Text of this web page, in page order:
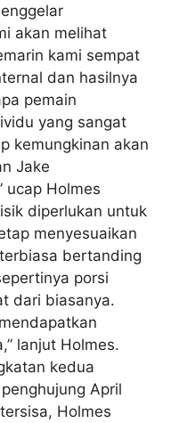
akan melihat
kami sempat
dan hasilnya
pemain
yang sangat
kemungkinan akan
Jake
ucap Holmes
diperlukan untuk
menyesuaikan
bertanding
porsi
dari biasanya.
lanjut Holmes.
kedua
April
Holmes